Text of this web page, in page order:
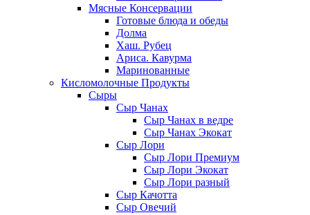
Мясные Консервации
Готовые блюда и обеды
Долма
Хаш. Рубец
Ариса. Кавурма
Маринованные
Кисломолочные Продукты
Сыры
Сыр Чанах
Сыр Чанах в ведре
Сыр Чанах Экокат
Сыр Лори
Сыр Лори Премиум
Сыр Лори Экокат
Сыр Лори разный
Сыр Качотта
Сыр Овечий